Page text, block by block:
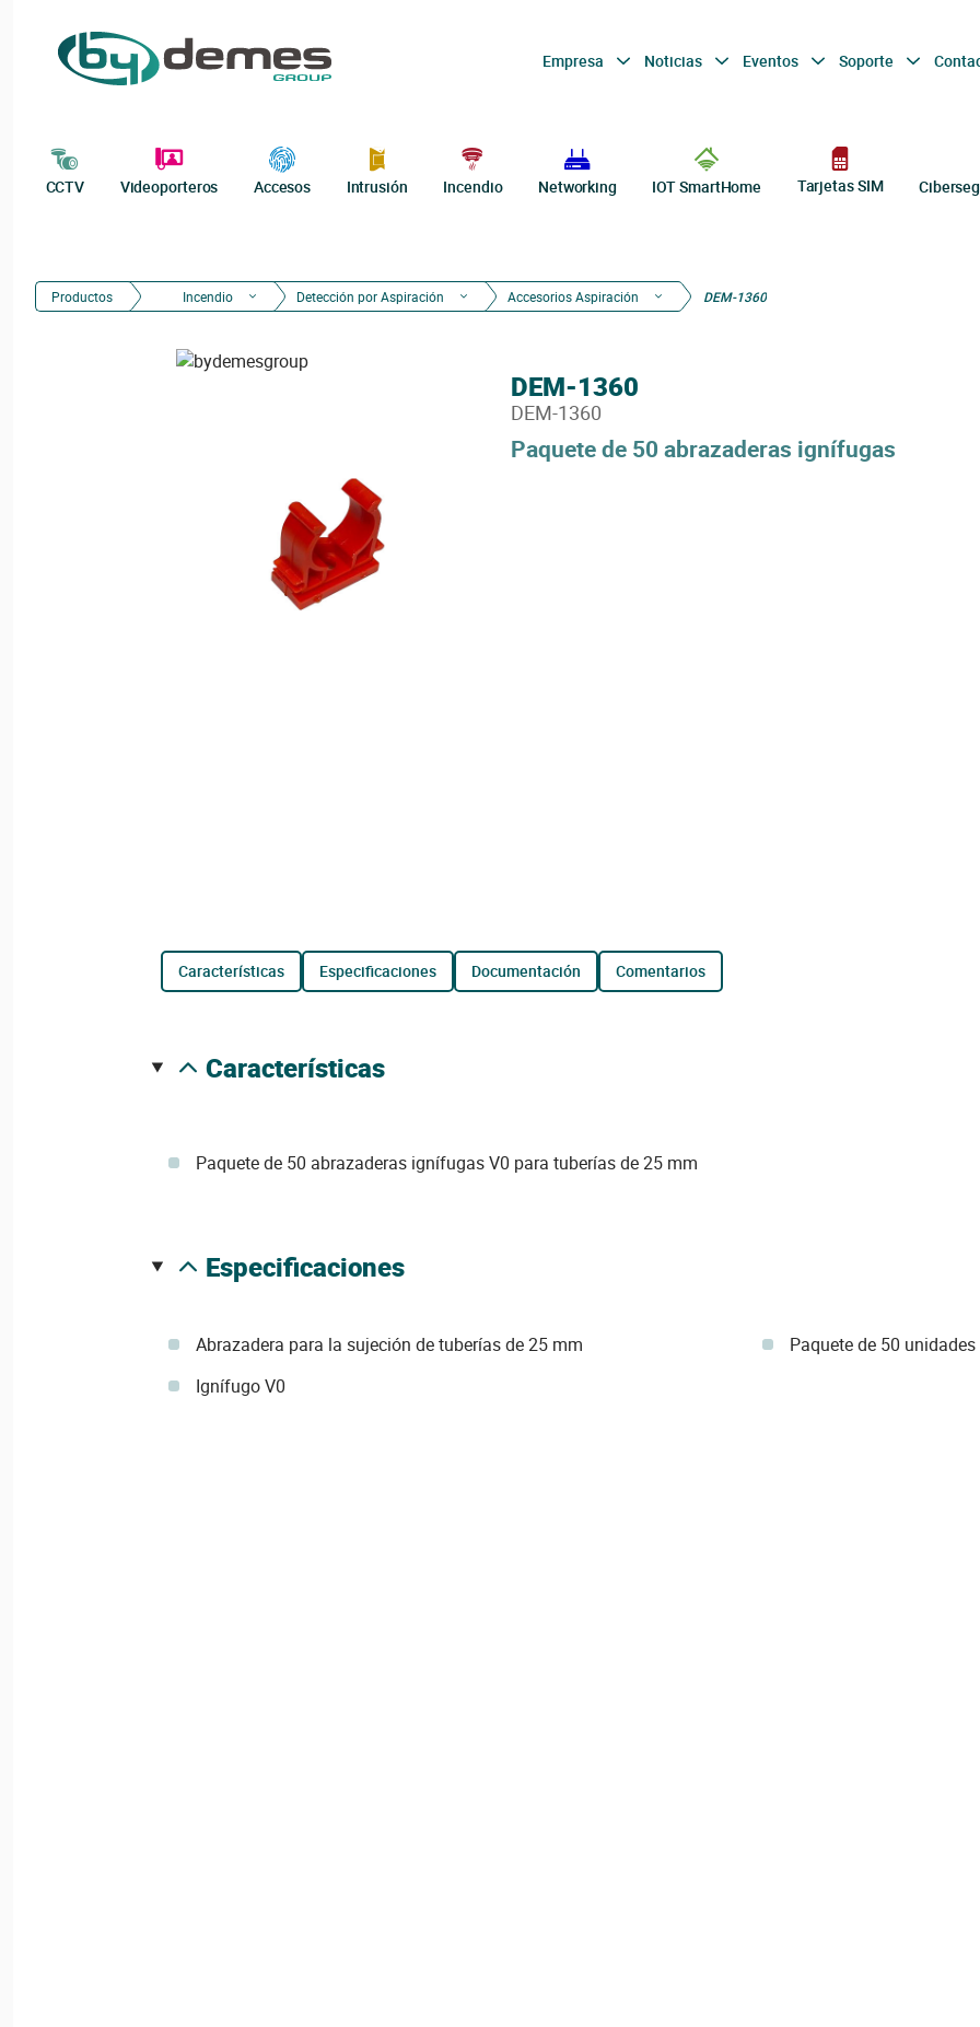
Empresa Noticias Eventos Soporte
CCTV Videoporteros Accesos Intrusión Incendio Networking IOT SmartHome Tarjetas SIM
Productos Incendio Detección por Aspiración Accesorios Aspiración DEM-1360
Paquete de 50 abrazaderas ignífugas
DEM-1360
DEM-1360
características especificaciones documentación comentarios
características
Paquete de 50 abrazaderas ignífugas V0 para tuberías de 25 mm
especificaciones
Abrazadera para la sujeción de tuberías de 25 mm
Ignífugo V0
Paquete de 50 unidades